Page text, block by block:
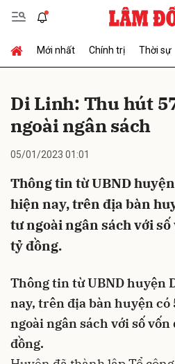
Mới nhất Chính trị Thời sự
Di Linh: Thu hút
ngoài ngân sách
05/01/2023 01:01
Thông tin từ UBND
hiện nay, trên địa bàn
tư ngoài ngân sách với
tỷ đồng.
Thông tin từ UBND huyện
nay, trên địa bàn huyện có
ngoài ngân sách với số
đồng.
Gửi bình luận